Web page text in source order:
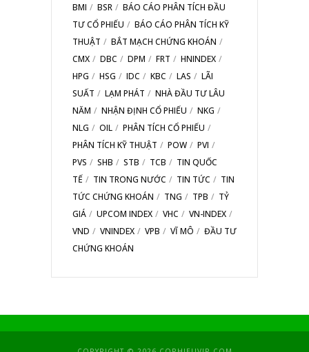
BMI BSR
BÁO CÁO PHÂN TÍCH ĐẦU
TƯ CỔ PHIẾU
BÁO CÁO PHÂN TÍCH KỸ
THUẬT
BẮT MẠCH CHỨNG KHOÁN
CMX
DBC DPM FRT
HNINDEX
HPG
HSG IDC KBC LAS
LÃI
SUẤT
LẠM PHÁT
NHÀ ĐẦU TƯ LÂU
NĂM
NHẬN ĐỊNH CỔ PHIẾU
NKG
NLG
OIL
PHÂN TÍCH CỔ PHIẾU
PHÂN TÍCH KỸ THUẬT
POW
PVI
PVS
SHB STB TCB
TIN QUỐC
TẾ
TIN TRONG NƯỚC TIN TỨC
TIN
TỨC CHỨNG KHOÁN
TNG TPB
TỶ
GIÁ
UPCOM INDEX VHC
VN-INDEX
VND
VNINDEX VPB VĨ MÔ
ĐẦU TƯ
CHỨNG KHOÁN